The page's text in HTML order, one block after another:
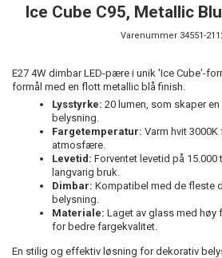
Ice Cube C95, Metallic
Varenummer 34551-
E27 4W dimbar LED-pære i unik 'Ice Cube'-
formål med en flott metallic blå finish.
Lysstyrke: 20 lumen, som skaper
belysning.
Fargetemperatur: Varm hvit
atmosfære.
Levetid: Forventet levetid på 15.000
langvarig bruk.
Dimbar: Kompatibel med de fleste
belysning.
Materiale: Laget av glass med høy
for bedre fargekvalitet.
En stilig og effektiv løsning for dekorativ